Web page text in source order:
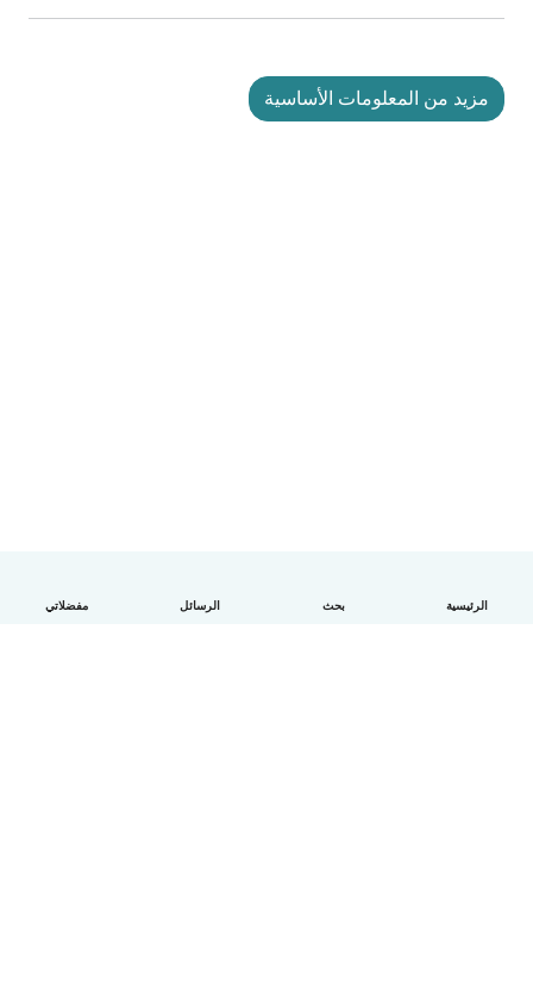
الرئيسية بحث الرسائل مفضلاتي
مزيد من المعلومات الأساسية